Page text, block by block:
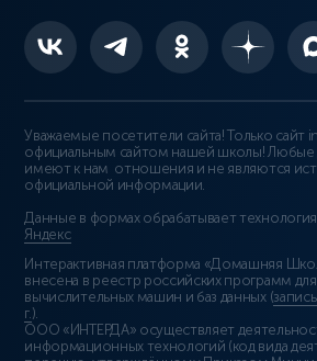
Уважаемые посетители сайта! Только сайт
официальным сайтом нашей школы! Любые
имеют к нам отношения и не являются
официальной информации.
Данные в формах обрабатывает технология
Яндекс
Интерактивная платформа «Домашняя
внесена в реестр российских программ
вычислительных машин и баз данных (
г.).
ООО «ИНТЕРДА» осуществляет
информационных технологий (код вида